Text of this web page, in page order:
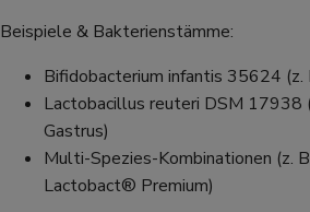
Beispiele & Bakterienstämme:
Bifidobacterium infantis 35624
Lactobacillus reuteri DSM 17938
Gastrus)
Multi-Spezies-Kombinationen (z.
Lactobact® Premium)